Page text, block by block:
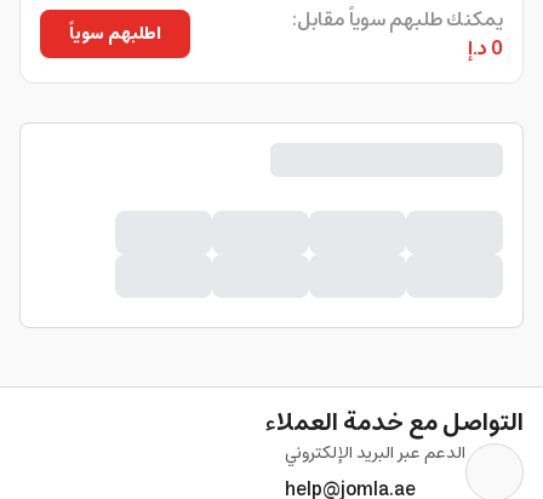
يمكنك طلبهم سوياً مقابل:
0 د.إ
اطلبهم سوياً
التواصل مع خدمة العملاء
الدعم عبر البريد الإلكتروني
help@jomla.ae